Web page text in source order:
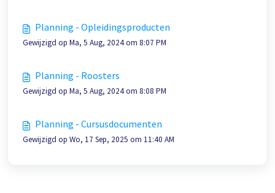
Planning - Opleidingsproducten
Gewijzigd op Ma, 5 Aug, 2024 om 8:07 PM
Planning - Roosters
Gewijzigd op Ma, 5 Aug, 2024 om 8:08 PM
Planning - Cursusdocumenten
Gewijzigd op Wo, 17 Sep, 2025 om 11:40 AM